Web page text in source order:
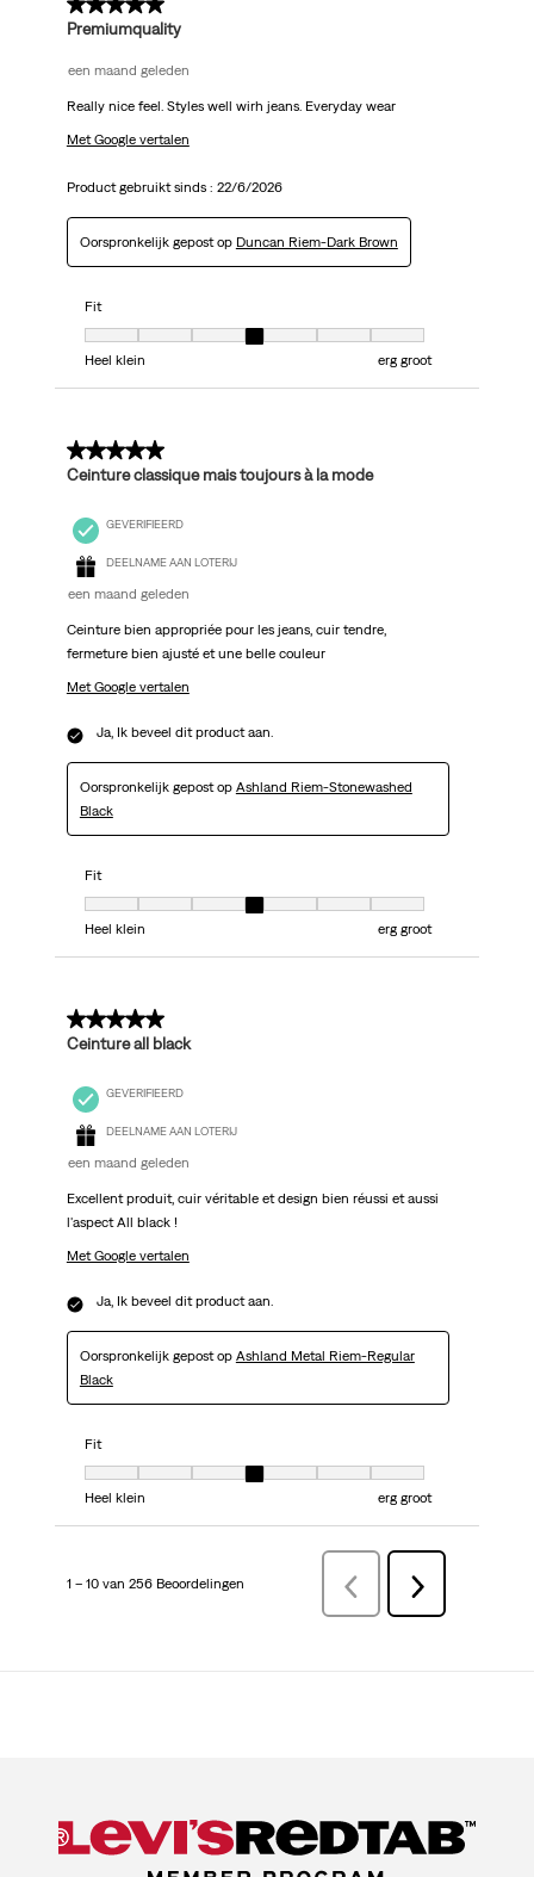
5 van 5 sterren.
Premiumquality
een maand geleden
Really nice feel. Styles well wirh jeans. Everyday wear
Met Google vertalen
Product gebruikt sinds : 22/6/2026
Oorspronkelijk gepost op Duncan Riem-Dark Brown
Fit
Fit, 4 van 7, waarbij 1 gelijk is aan Heel klein en 7 gelijk is aan erg groot
Heel klein
erg groot
5 van 5 sterren.
Ceinture classique mais toujours à la mode
GEVERIFIEERD
DEELNAME AAN LOTERIJ
een maand geleden
Ceinture bien appropriée pour les jeans, cuir tendre,
fermeture bien ajusté et une belle couleur
Met Google vertalen
Ja, Ik beveel dit product aan.
Oorspronkelijk gepost op Ashland Riem-Stonewashed
Black
Fit
Fit, 4 van 7, waarbij 1 gelijk is aan Heel klein en 7 gelijk is aan erg groot
Heel klein
erg groot
5 van 5 sterren.
Ceinture all black
GEVERIFIEERD
DEELNAME AAN LOTERIJ
een maand geleden
Excellent produit, cuir véritable et design bien réussi et aussi
l'aspect All black !
Met Google vertalen
Ja, Ik beveel dit product aan.
Oorspronkelijk gepost op Ashland Metal Riem-Regular
Black
Fit
Fit, 4 van 7, waarbij 1 gelijk is aan Heel klein en 7 gelijk is aan erg groot
Heel klein
erg groot
1 – 10 van 256 Beoordelingen VorigeBeoordelingen
Volgende
Beoordelingen